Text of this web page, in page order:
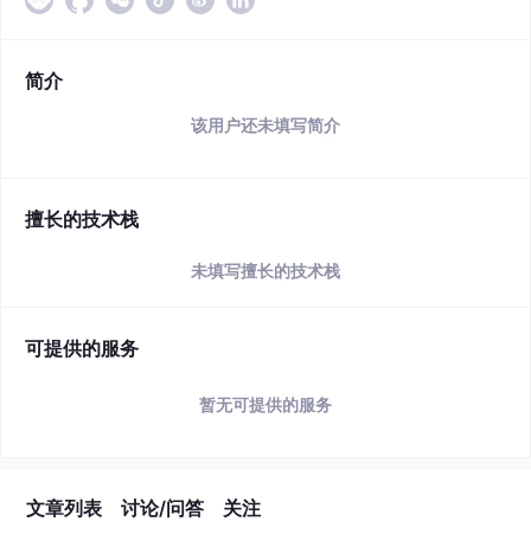
简介
该用户还未填写简介
擅长的技术栈
未填写擅长的技术栈
可提供的服务
暂无可提供的服务
文章列表 讨论/问答 关注